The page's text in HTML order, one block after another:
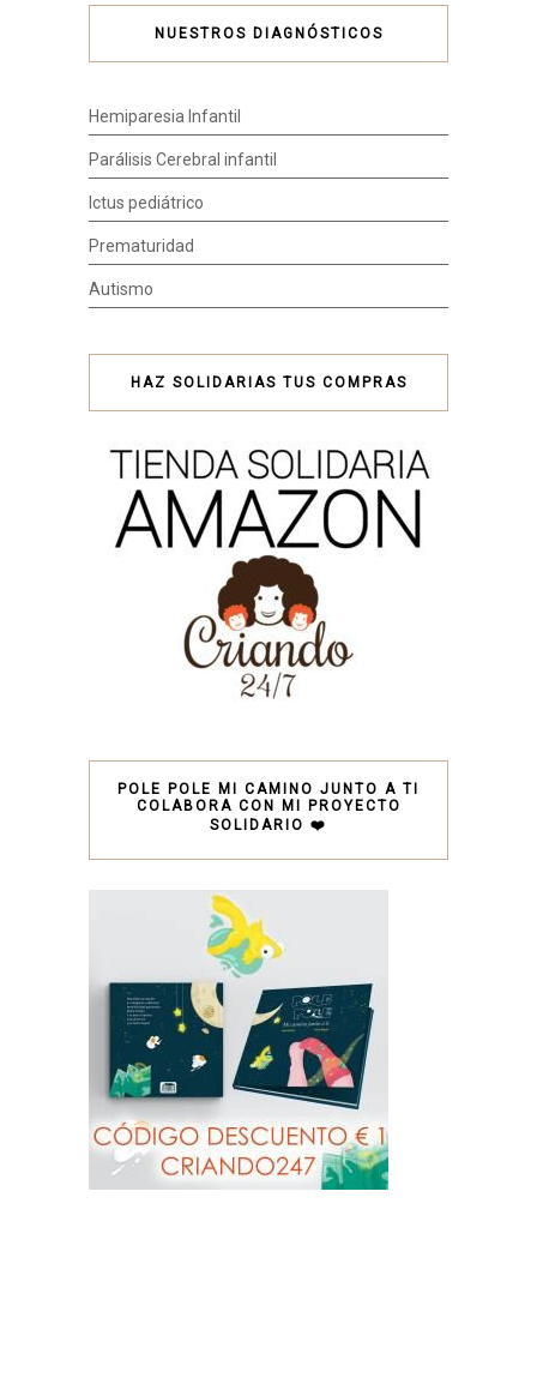
NUESTROS DIAGNÓSTICOS
Hemiparesia Infantil
Parálisis Cerebral infantil
Ictus pediátrico
Prematuridad
Autismo
HAZ SOLIDARIAS TUS COMPRAS
POLE POLE MI CAMINO JUNTO A TI
COLABORA CON MI PROYECTO
SOLIDARIO ❤️